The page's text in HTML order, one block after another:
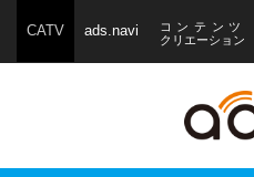
CATV ads.navi
コンテンツ
クリエーション